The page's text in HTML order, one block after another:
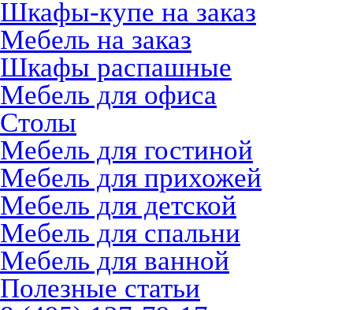
Шкафы-купе на заказ
Мебель на заказ
Шкафы распашные
Мебель для офиса
Столы
Мебель для гостиной
Мебель для прихожей
Мебель для детской
Мебель для спальни
Мебель для ванной
Полезные статьи